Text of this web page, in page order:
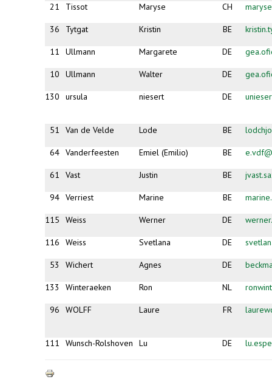
21 Tissot Maryse CH
36 Tytgat Kristin BE
11 Ullmann Margarete DE
10 Ullmann Walter DE
130 ursula niesert DE
51 Van de Velde Lode BE
64 Vanderfeesten Emiel (Emilio) BE
61 Vast Justin BE
94 Verriest Marine BE
115 Weiss Werner DE
116 Weiss Svetlana DE
53 Wichert Agnes DE
133 Winteraeken Ron NL
96 WOLFF Laure FR
111 Wunsch-Rolshoven Lu DE